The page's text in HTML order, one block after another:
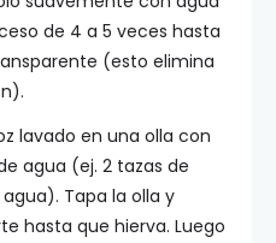
de 4 a 5 veces hasta
(esto elimina
lavado en una olla con
agua (ej. 2 tazas de
Tapa la olla y
hasta que hierva. Luego